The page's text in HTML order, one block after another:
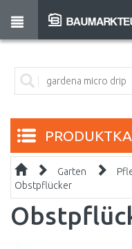
Garten
Obstpflücker